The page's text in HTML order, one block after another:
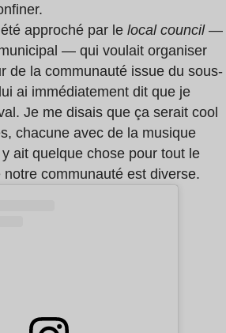
approché par le local council—
— qui voulait organiser
de la communauté issue du sous-
ai immédiatement dit que je
Je me disais que ça serait cool
chacune avec de la musique
ait quelque chose pour tout le
communauté est diverse.